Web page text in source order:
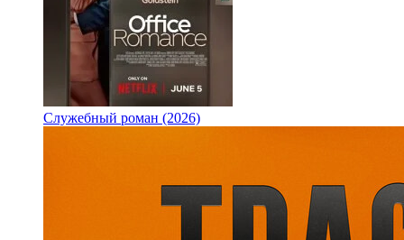
Служебный роман (2026)